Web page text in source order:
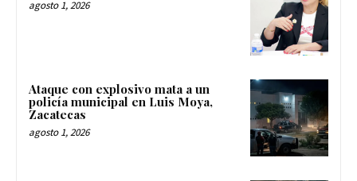
agosto 1, 2026
Ataque con explosivo mata a un
policía municipal en Luis Moya,
Zacatecas
agosto 1, 2026